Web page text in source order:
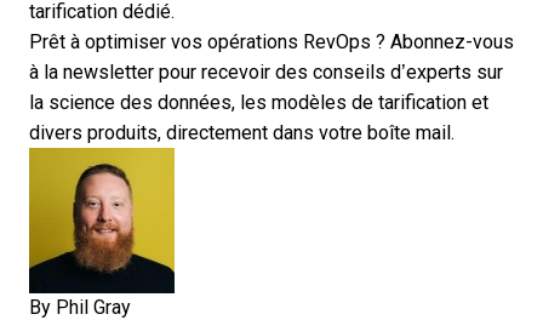
tarification dédié.
Prêt à optimiser vos opérations RevOps ? Abonnez-vous
à la newsletter pour recevoir des conseils d’experts sur
la science des données, les modèles de tarification et
divers produits, directement dans votre boîte mail.
By Phil Gray